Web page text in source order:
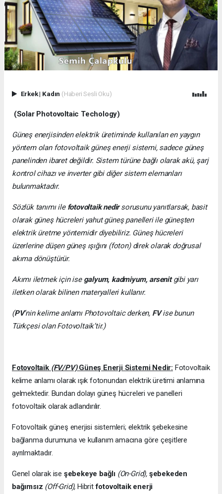
Erkek| Kadın (Haberi Sesli Oku)
(Solar Photovoltaic Techology)
Güneş enerjisinden elektrik üretiminde kullanılan en yaygın
yöntem olan fotovoltaik güneş enerji sistemi, sadece güneş
panelinden ibaret değildir. Sistem türüne bağlı olarak akü, şarj
kontrol cihazı ve inverter gibi diğer sistem elemanları
bulunmaktadır.
Sözlük tanımı ile fotovoltaik nedirsorusunu yanıtlarsak, basit
olarak güneş hücreleri yahut güneş panelleri ile güneşten
elektrik üretme yöntemidir diyebiliriz. Güneş hücreleri
üzerlerine düşen güneş ışığını (foton) direk olarak doğrusal
akıma dönüştürür.
Akımı iletmek için ise galyum, kadmiyum, arsenitgibi yarı
iletken olarak bilinen materyalleri kullanır.
(PV’nin kelime anlamı Photovoltaic derken, FVise bunun
Türkçesi olan Fotovoltaik’tir.)
Fotovoltaik (FV/PV)Güneş Enerji Sistemi Nedir: Fotovoltaik
kelime anlamı olarak ışık fotonundan elektrik üretimi anlamına
gelmektedir. Bundan dolayı güneş hücreleri ve panelleri
fotovoltaik olarak adlandırılır.
Fotovoltaik güneş enerjisi sistemleri; elektrik şebekesine
bağlanma durumuna ve kullanım amacına göre çeşitlere
ayrılmaktadır.
Genel olarak ise şebekeye bağlı (On-Grid), şebekeden
bağımsız (Off-Grid), Hibritfotovoltaik enerji